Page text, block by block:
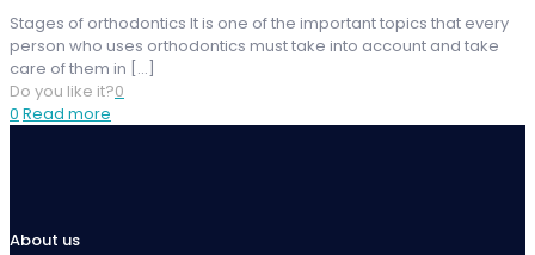
Stages of orthodontics It is one of the important topics that every
person who uses orthodontics must take into account and take
care of them in […]
Do you like it?0
0 Read more
About us